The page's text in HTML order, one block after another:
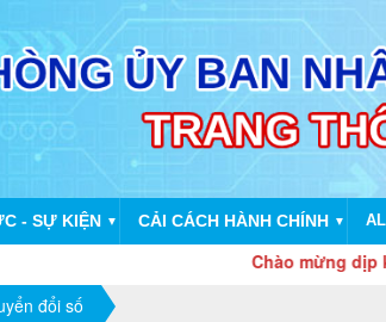
- SỰ KIỆN ▼ CẢI CÁCH HÀNH CHÍNH ▼
Chào mừng dịp kỷ
đổi số